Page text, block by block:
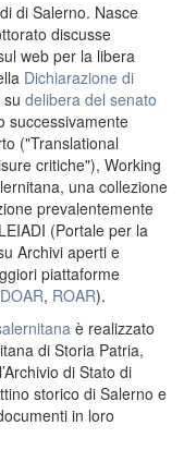
di Salerno. Nasce
discusse
web per la libera
Dichiarazione di
su delibera del senato
successivamente
("Translational
critiche"), Working
una collezione
prevalentemente
(Portale per la
Archivi aperti e
piattaforme
, ROAR).
è realizzato
di Storia Patria,
di Stato di
storico di Salerno e
in loro